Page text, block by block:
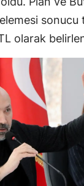
sonucu
olarak